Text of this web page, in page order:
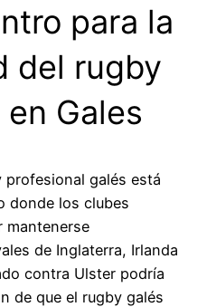
para la
del rugby
Gales
profesional galés está
donde los clubes
mantenerse
de Inglaterra, Irlanda
contra Ulster podría
de que el rugby galés